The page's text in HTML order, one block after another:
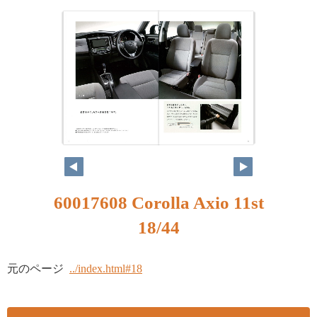
60017608 Corolla Axio 11st
18/44
元のページ ../index.html#18